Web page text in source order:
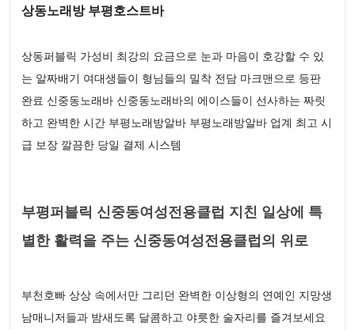
상동노래방 부평호스트바
상동퍼블릭 가성비 최강의 요금으로 눈과 마음이 호강할 수 있
는 알짜배기 여대생들이 형님들의 밀착 전담 마크맨으로 등판
완료 신중동노래바 신중동노래바의 에이스들이 선사하는 짜릿
하고 완벽한 시간 부평노래방알바 부평노래방알바 업계 최고 시
급 보장 깔끔한 당일 결제 시스템
부평퍼블릭 신중동여성전용클럽 지친 일상에 특
별한 활력을 주는 신중동여성전용클럽의 위로
부천호빠 상상 속에서만 그리던 완벽한 이상형의 연예인 지망생
남매니저들과 밤새도록 달콤하고 야릇한 술자리를 즐겨보세요